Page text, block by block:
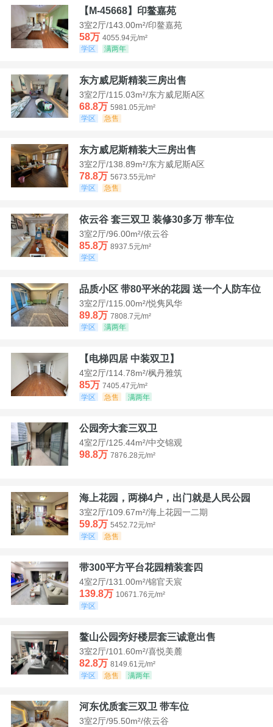
【M-45668】印鳌嘉苑
3室2厅/143.00m²/印鳌嘉苑
58万 4055.94元/m²
学区
满两年
东方威尼斯精装三房出售
3室2厅/115.03m²/东方威尼斯A区
68.8万 5981.05元/m²
学区
急售
东方威尼斯精装大三房出售
3室2厅/138.89m²/东方威尼斯A区
78.8万 5673.55元/m²
学区
急售
依云谷 套三双卫 装修30多万 带车位
3室2厅/96.00m²/依云谷
85.8万 8937.5元/m²
学区
品质小区 带80平米的花园 送一个人防车位
3室2厅/115.00m²/悦隽风华
89.8万 7808.7元/m²
学区
满两年
【电梯四居 中装双卫】
4室2厅/114.78m²/枫丹雅筑
85万 7405.47元/m²
学区
急售 满两年
公园旁大套三双卫
4室2厅/125.44m²/中交锦观
98.8万 7876.28元/m²
海上花园，两梯4户，出门就是人民公园
3室2厅/109.67m²/海上花园一二期
59.8万 5452.72元/m²
学区
急售
带300平方平台花园精装套四
4室2厅/131.00m²/锦官天宸
139.8万 10671.76元/m²
学区
鳌山公园旁好楼层套三诚意出售
3室2厅/101.60m²/喜悦美麓
82.8万 8149.61元/m²
学区
急售 满两年
河东优质套三双卫 带车位
3室2厅/95.50m²/依云谷